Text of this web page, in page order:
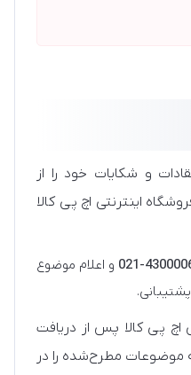
و شکایات خود را از
اینترنتی اچ پی کالا
43000063-
و اعلام موضوع
اچ پی کالا پس از دریافت
موضوعات مطرح‌شده را در